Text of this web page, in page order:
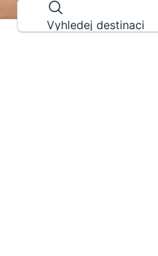
Vyhledej destinaci